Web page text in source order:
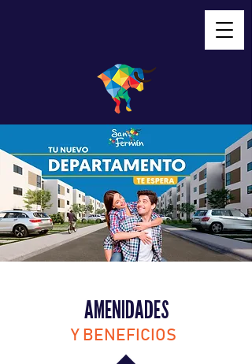
AMENIDADES
Y BENEFICIOS